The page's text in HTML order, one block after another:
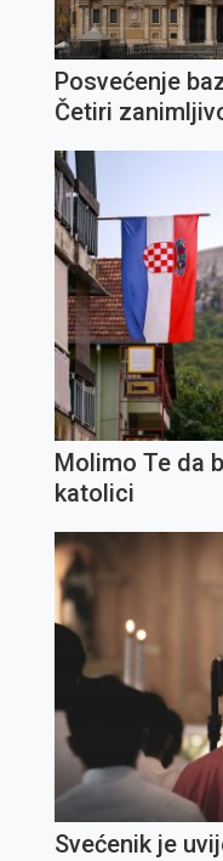
Posvećenje
Četiri
Molimo Te da
katolici
Svećenik je